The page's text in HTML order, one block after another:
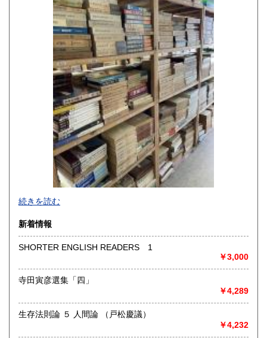
800円 大分県
800円 鹿児島県
1,500円
-
沿線名：-
最寄駅：-
営業時間：-
定休日：-
書籍の買取について
取り扱い分野
続きを読む
新着情報
SHORTER ENGLISH READERS 1
￥3,000
寺田寅彦選集「四」
￥4,289
生存法則論 ５ 人間論 （戸松慶議）
￥4,232